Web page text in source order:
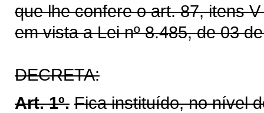
que lhe confere o art. 87, itens
em vista a Lei nº 8.485, de 03
DECRETA:
Art. 1º. Fica instituído, no nível